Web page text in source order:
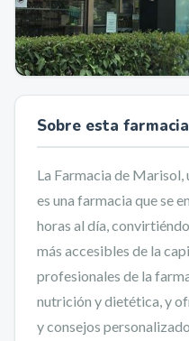
Sobre esta farmacia
La Farmacia de
es una farmacia que se
horas al día,
más accesibles de la
profesionales de la
nutrición y dietética, y
y consejos